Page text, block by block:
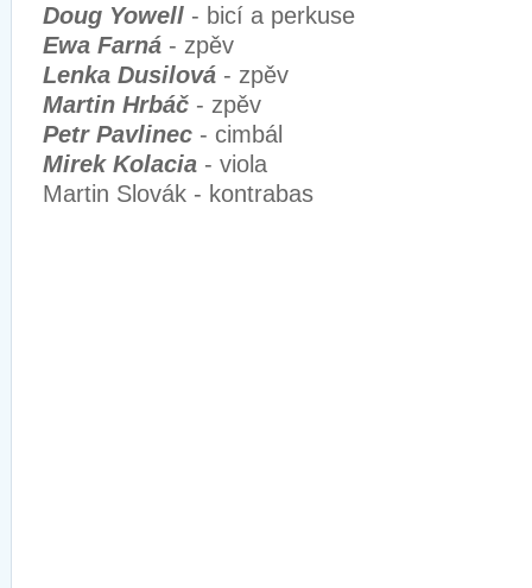
Doug Yowell - bicí a perkuse
Ewa Farná - zpěv
Lenka Dusilová - zpěv
Martin Hrbáč - zpěv
Petr Pavlinec - cimbál
Mirek Kolacia - viola
Martin Slovák - kontrabas